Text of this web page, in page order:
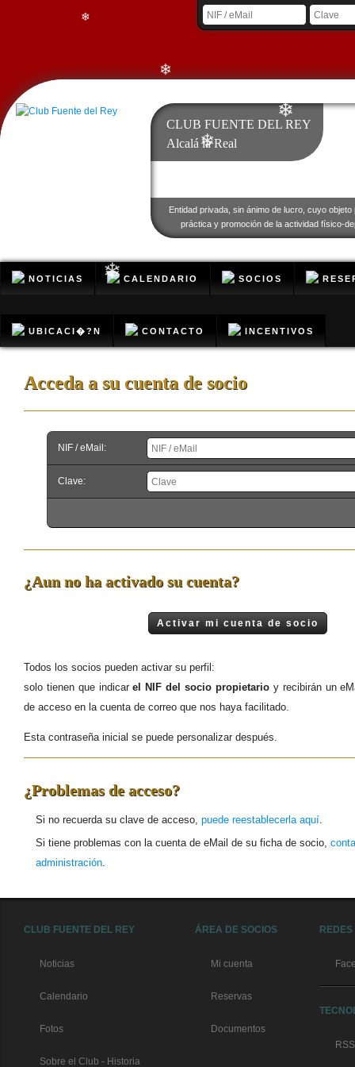
CLUB FUENTE DEL REY
Alcalá la Real
Entidad privada, sin ánimo de lucro, cuyo objeto
práctica y promoción de la actividad físico-
NOTICIAS CALENDARIO SOCIOS
UBICACI�?N CONTACTO INCENTIVOS
Acceda a su cuenta de socio
NIF / eMail:
Clave:
¿Aun no ha activado su cuenta?
Activar mi cuenta de socio
Todos los socios pueden activar su perfil:
solo tienen que indicarel NIF del socio propietarioy recibirán un
de acceso en la cuenta de correo que nos haya facilitado.
Esta contraseña inicial se puede personalizar después.
¿Problemas de acceso?
Si no recuerda su clave de acceso, puede reestablecerla aquí
Si tiene problemas con la cuenta de eMail de su ficha de socio,
administración
CLUB FUENTE DEL REY
Noticias
Calendario
Fotos
Sobre el Club - Historia
ÁREA DE SOCIOS
Mi cuenta
Reservas
Documentos
REDES
RSS
❄
❄
❄
❄